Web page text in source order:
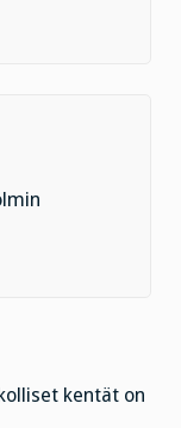
kentät on